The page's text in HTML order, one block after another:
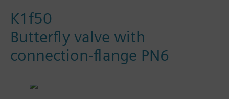
K1f50
Butterfly valve with
connection-flange PN6